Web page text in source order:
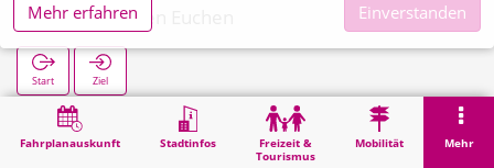
Fahrplanauskunft Stadtinfos
Freizeit &
Tourismus
Mobilität Mehr
Broichweiden Euchen
Start Ziel
Suche Broichweiden Euchen
Mehr erfahren
Einverstanden